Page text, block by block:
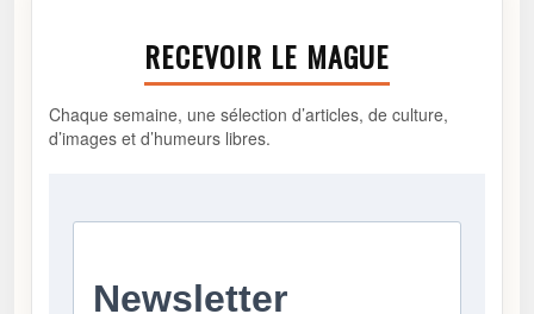
RECEVOIR LE MAGUE
Chaque semaine, une sélection d’articles, de culture,
d’images et d’humeurs libres.